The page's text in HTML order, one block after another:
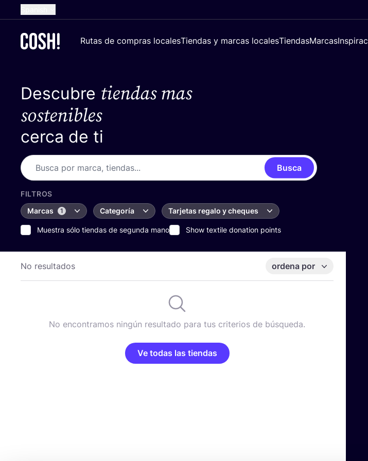
Dutch
German
Rutas de compras localesTiendas y marcas localesTiendasMarcas
Descubre tiendas mas
sostenibles
cerca de ti
Busca
FILTROS
Marcas
1 Categoría Tarjetas regalo y cheques
Muestra sólo tiendas de segunda mano Show textile donation points
No resultados ordena por
No encontramos ningún resultado para tus criterios de búsqueda.
Ve todas las tiendas